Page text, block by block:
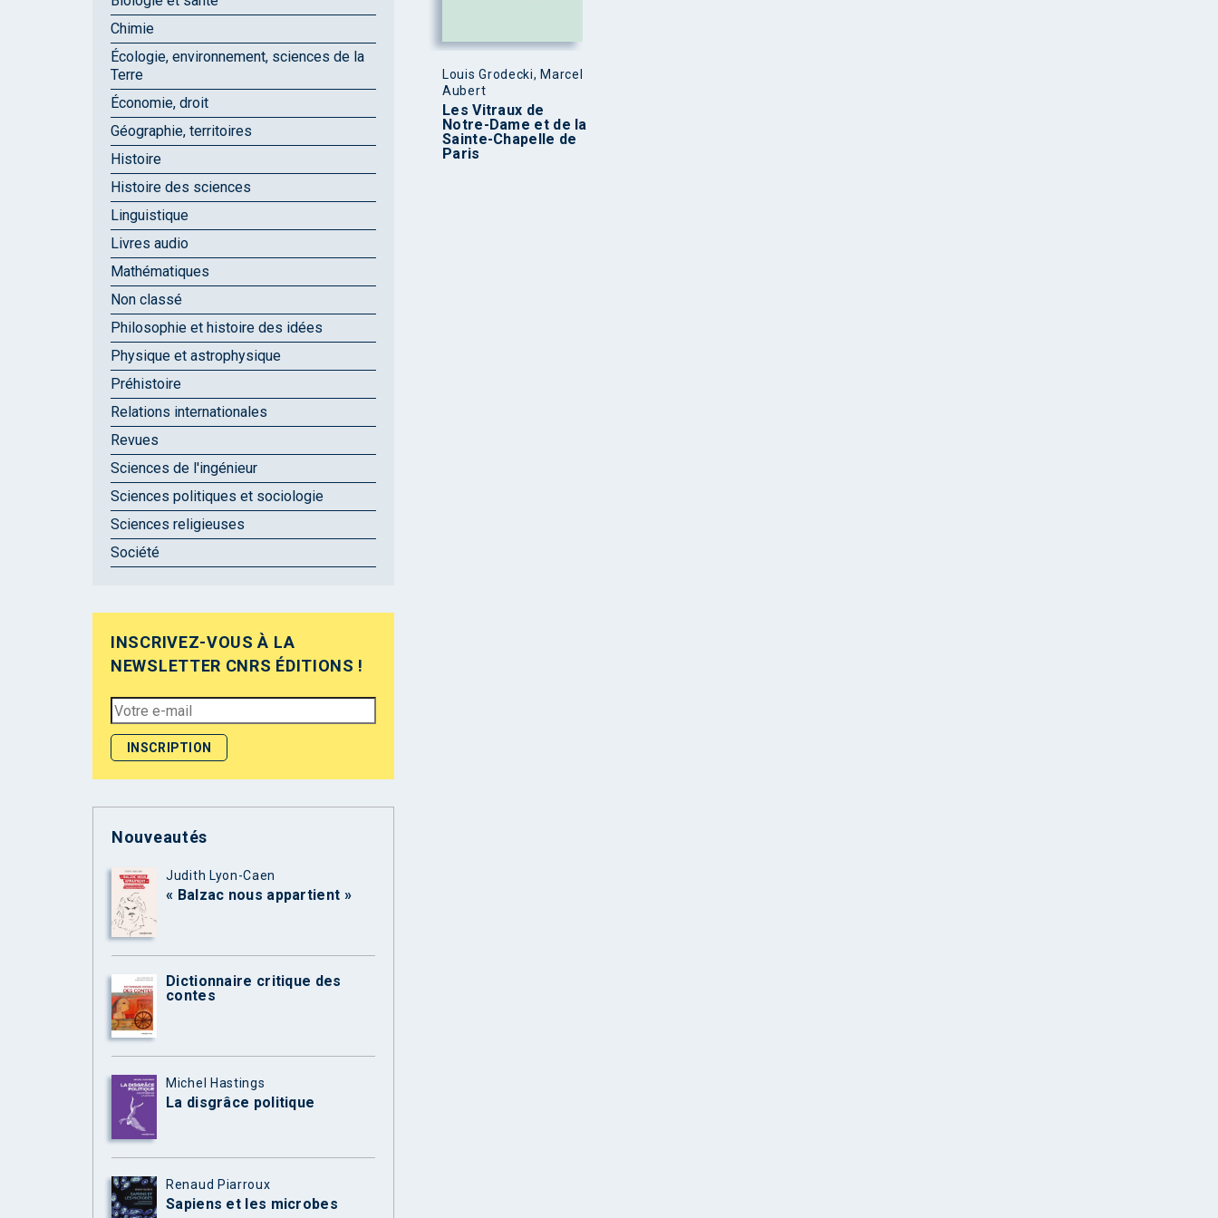
Louis Grodecki, Marcel
Aubert
Les Vitraux de
Notre-Dame et de la
Sainte-Chapelle de
Paris
Chimie
Écologie, environnement, sciences de la
Terre
Économie, droit
Géographie, territoires
Histoire
Histoire des sciences
Linguistique
Livres audio
Mathématiques
Non classé
Philosophie et histoire des idées
Physique et astrophysique
Préhistoire
Relations internationales
Revues
Sciences de l'ingénieur
Sciences politiques et sociologie
Sciences religieuses
Société
INSCRIVEZ-VOUS À LA
NEWSLETTER CNRS ÉDITIONS !
Nouveautés
Judith Lyon-Caen
« Balzac nous appartient »
Dictionnaire critique des
contes
Michel Hastings
La disgrâce politique
Renaud Piarroux
Sapiens et les microbes